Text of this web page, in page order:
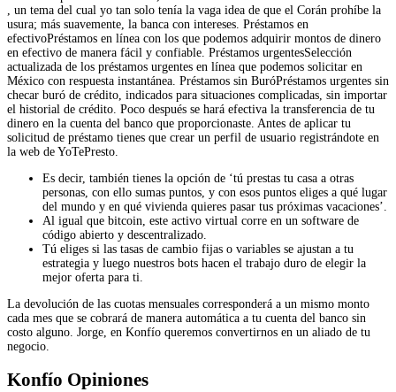
, un tema del cual yo tan solo tenía la vaga idea de que el Corán prohíbe la
usura; más suavemente, la banca con intereses. Préstamos en
efectivoPréstamos en línea con los que podemos adquirir montos de dinero
en efectivo de manera fácil y confiable. Préstamos urgentesSelección
actualizada de los préstamos urgentes en línea que podemos solicitar en
México con respuesta instantánea. Préstamos sin BuróPréstamos urgentes sin
checar buró de crédito, indicados para situaciones complicadas, sin importar
el historial de crédito. Poco después se hará efectiva la transferencia de tu
dinero en la cuenta del banco que proporcionaste. Antes de aplicar tu
solicitud de préstamo tienes que crear un perfil de usuario registrándote en
la web de YoTePresto.
Es decir, también tienes la opción de ‘tú prestas tu casa a otras
personas, con ello sumas puntos, y con esos puntos eliges a qué lugar
del mundo y en qué vivienda quieres pasar tus próximas vacaciones’.
Al igual que bitcoin, este activo virtual corre en un software de
código abierto y descentralizado.
Tú eliges si las tasas de cambio fijas o variables se ajustan a tu
estrategia y luego nuestros bots hacen el trabajo duro de elegir la
mejor oferta para ti.
La devolución de las cuotas mensuales corresponderá a un mismo monto
cada mes que se cobrará de manera automática a tu cuenta del banco sin
costo alguno. Jorge, en Konfío queremos convertirnos en un aliado de tu
negocio.
Konfío Opiniones